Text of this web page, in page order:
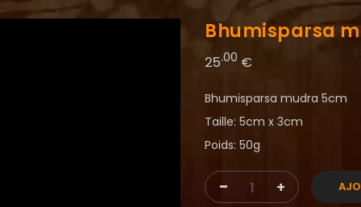
Bhumisparsa
25.00 €
Bhumisparsa mudra 5cm
Taille: 5cm x 3cm
Poids: 50g
- +